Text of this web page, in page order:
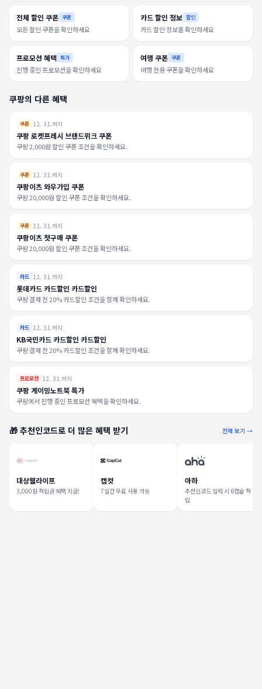
전체 할인 쿠폰 쿠폰
모든 할인 쿠폰을 확인하세요
카드 할인 정보 할인
카드 할인 정보를 확인하세요
프로모션 혜택 특가
진행 중인 프로모션을 확인하세요
여행 쿠폰 쿠폰
여행 전용 쿠폰을 확인하세요
쿠팡의 다른 혜택
쿠폰 12. 31.까지
쿠팡 로켓프레시 브랜드위크 쿠폰
쿠팡 2,000원 할인 쿠폰 조건을 확인하세요.
쿠폰 12. 31.까지
쿠팡이츠 와우가입 쿠폰
쿠팡 20,000원 할인 쿠폰 조건을 확인하세요.
쿠폰 12. 31.까지
쿠팡이츠 첫구매 쿠폰
쿠팡 20,000원 할인 쿠폰 조건을 확인하세요.
카드 12. 31.까지
롯데카드 카드할인 카드할인
쿠팡 결제 전 20% 카드할인 조건을 함께 확인하세요.
카드 12. 31.까지
KB국민카드 카드할인 카드할인
쿠팡 결제 전 20% 카드할인 조건을 함께 확인하세요.
프로모션 12. 31.까지
쿠팡 게이밍노트북 특가
쿠팡에서 진행 중인 프로모션 혜택을 확인하세요.
🎁 추천인코드로 더 많은 혜택 받기 전체 보기 →
대상웰라이프
3,000원 적립금 혜택 지급!
캡컷
7일간 무료 사용 가능
아하
추천인코드 입력 시 6캡슐 적
립